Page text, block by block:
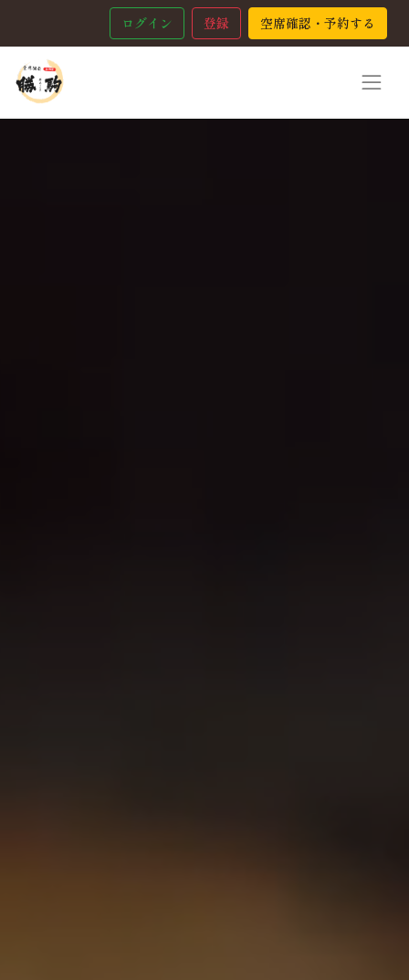
ログイン 登録 空席確認・予約する